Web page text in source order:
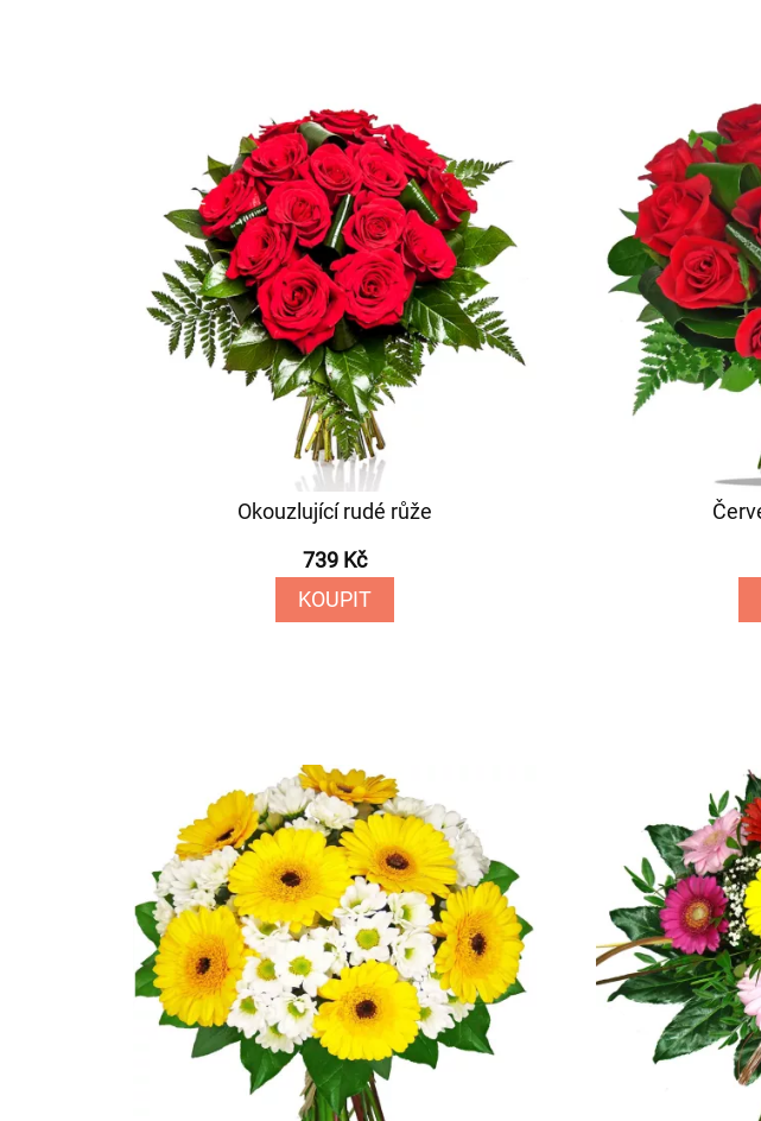
Okouzlující rudé růže
739 Kč
KOUPIT